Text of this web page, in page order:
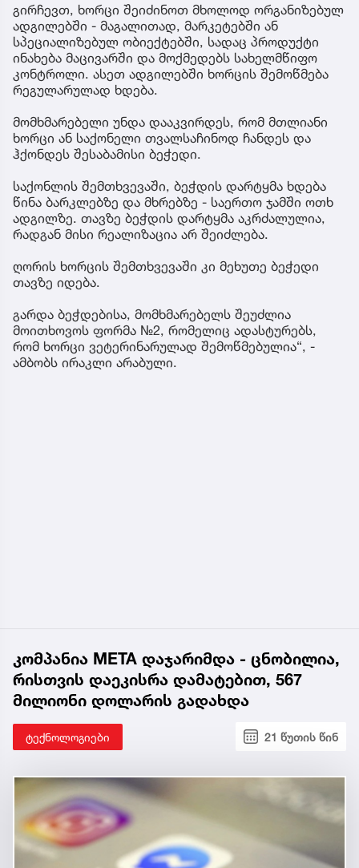
გირჩევთ, ხორცი შეიძინოთ მხოლოდ ორგანიზებულ
ადგილებში - მაგალითად, მარკეტებში ან
სპეციალიზებულ ობიექტებში, სადაც პროდუქტი
ინახება მაცივარში და მოქმედებს სახელმწიფო
კონტროლი. ასეთ ადგილებში ხორცის შემოწმება
რეგულარულად ხდება.
მომხმარებელი უნდა დააკვირდეს, რომ მთლიანი
ხორცი ან საქონელი თვალსაჩინოდ ჩანდეს და
ჰქონდეს შესაბამისი ბეჭედი.
საქონლის შემთხვევაში, ბეჭდის დარტყმა ხდება
წინა ბარკლებზე და მხრებზე - საერთო ჯამში ოთხ
ადგილზე. თავზე ბეჭდის დარტყმა აკრძალულია,
რადგან მისი რეალიზაცია არ შეიძლება.
ღორის ხორცის შემთხვევაში კი მეხუთე ბეჭედი
თავზე იდება.
გარდა ბეჭდებისა, მომხმარებელს შეუძლია
მოითხოვოს ფორმა №2, რომელიც ადასტურებს,
რომ ხორცი ვეტერინარულად შემოწმებულია“, -
ამბობს ირაკლი არაბული.
კომპანია META დაჯარიმდა - ცნობილია,
რისთვის დაეკისრა დამატებით, 567
მილიონი დოლარის გადახდა
ტექნოლოგიები 21 წუთის წინ